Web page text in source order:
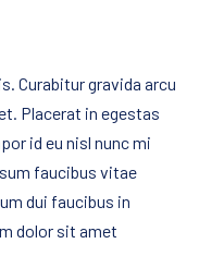
Curabitur gravida arcu
Placerat in egestas
id eu nisl nunc mi
faucibus vitae
dui faucibus in
dolor sit amet